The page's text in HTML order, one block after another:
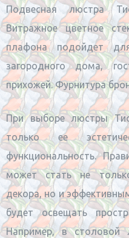
Подвесная люстра
Витражное цветное
плафона подойдет для
загородного дома,
прихожей. Фурнитура
При выборе люстры
только ее
функциональность.
может стать не
декора, но и
будет освещать
Например, в столовой